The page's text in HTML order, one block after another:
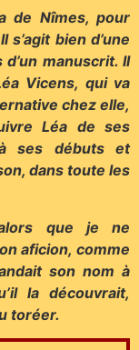
de Nîmes, pour
bien d’une
manuscrit. Il
Vicens, qui va
chez elle,
Léa de ses
ses débuts et
dans toute les
que je ne
aficion, comme
son nom à
la découvrait,
toréer.